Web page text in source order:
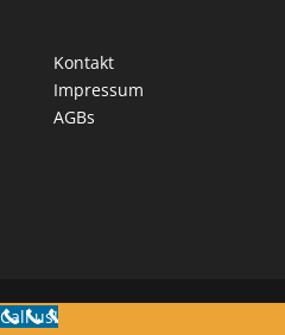
Kontakt
Impressum
AGBs
Call us!